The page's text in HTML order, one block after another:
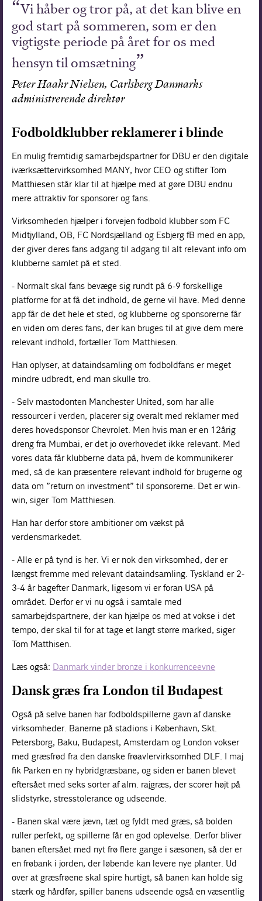
Vi håber og tror på, at det kan blive en
god start på sommeren, som er den
vigtigste periode på året for os med
hensyn til omsætning
Peter Haahr Nielsen, Carlsberg Danmarks
administrerende direktør
Fodboldklubber reklamerer i blinde
En mulig fremtidig samarbejdspartner for DBU er den digitale
iværksættervirksomhed MANY, hvor CEO og stifter Tom
Matthiesen står klar til at hjælpe med at gøre DBU endnu
mere attraktiv for sponsorer og fans.
Virksomheden hjælper i forvejen fodbold klubber som FC
Midtjylland, OB, FC Nordsjælland og Esbjerg fB med en app,
der giver deres fans adgang til adgang til alt relevant info om
klubberne samlet på et sted.
- Normalt skal fans bevæge sig rundt på 6-9 forskellige
platforme for at få det indhold, de gerne vil have. Med denne
app får de det hele et sted, og klubberne og sponsorerne får
en viden om deres fans, der kan bruges til at give dem mere
relevant indhold, fortæller Tom Matthiesen.
Han oplyser, at dataindsamling om fodboldfans er meget
mindre udbredt, end man skulle tro.
- Selv mastodonten Manchester United, som har alle
ressourcer i verden, placerer sig overalt med reklamer med
deres hovedsponsor Chevrolet. Men hvis man er en 12årig
dreng fra Mumbai, er det jo overhovedet ikke relevant. Med
vores data får klubberne data på, hvem de kommunikerer
med, så de kan præsentere relevant indhold for brugerne og
data om ”return on investment” til sponsorerne. Det er win-
win, siger Tom Matthiesen.
Han har derfor store ambitioner om vækst på
verdensmarkedet.
- Alle er på tynd is her. Vi er nok den virksomhed, der er
længst fremme med relevant dataindsamling. Tyskland er 2-
3-4 år bagefter Danmark, ligesom vi er foran USA på
området. Derfor er vi nu også i samtale med
samarbejdspartnere, der kan hjælpe os med at vokse i det
tempo, der skal til for at tage et langt større marked, siger
Tom Matthisen.
Læs også: Danmark vinder bronze i konkurrenceevne
Dansk græs fra London til Budapest
Også på selve banen har fodboldspillerne gavn af danske
virksomheder. Banerne på stadions i København, Skt.
Petersborg, Baku, Budapest, Amsterdam og London vokser
med græsfrød fra den danske frøavlervirksomhed DLF. I maj
fik Parken en ny hybridgræsbane, og siden er banen blevet
eftersået med seks sorter af alm. rajgræs, der scorer højt på
slidstyrke, stresstolerance og udseende.
- Banen skal være jævn, tæt og fyldt med græs, så bolden
ruller perfekt, og spillerne får en god oplevelse. Derfor bliver
banen eftersået med nyt frø flere gange i sæsonen, så der er
en frøbank i jorden, der løbende kan levere nye planter. Ud
over at græsfrøene skal spire hurtigt, så banen kan holde sig
stærk og hårdfør, spiller banens udseende også en væsentlig